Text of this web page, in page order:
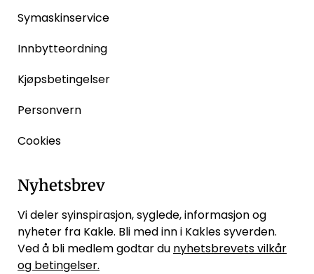
Symaskinservice
Innbytteordning
Kjøpsbetingelser
Personvern
Cookies
Nyhetsbrev
Vi deler syinspirasjon, syglede, informasjon og
nyheter fra Kakle. Bli med inn i Kakles syverden.
Ved å bli medlem godtar du nyhetsbrevets vilkår
og betingelser.